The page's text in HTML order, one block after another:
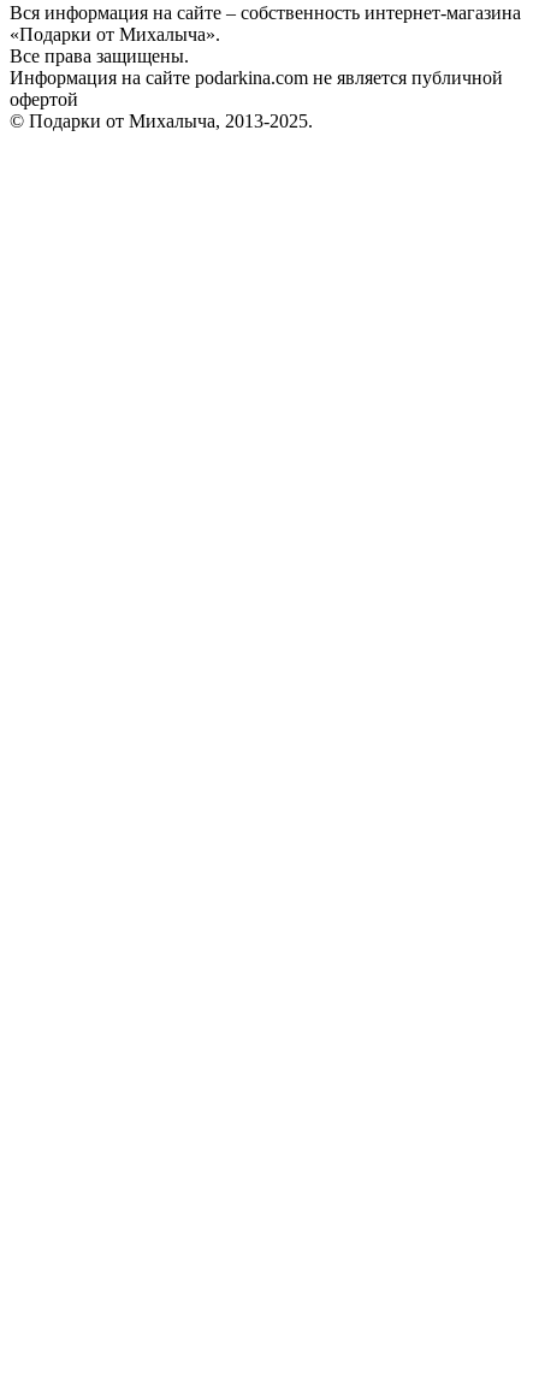
Вся информация на сайте – собственность интернет-магазина
«Подарки от Михалыча».
Все права защищены.
Информация на сайте podarkina.com не является публичной
офертой
© Подарки от Михалыча, 2013-2025.